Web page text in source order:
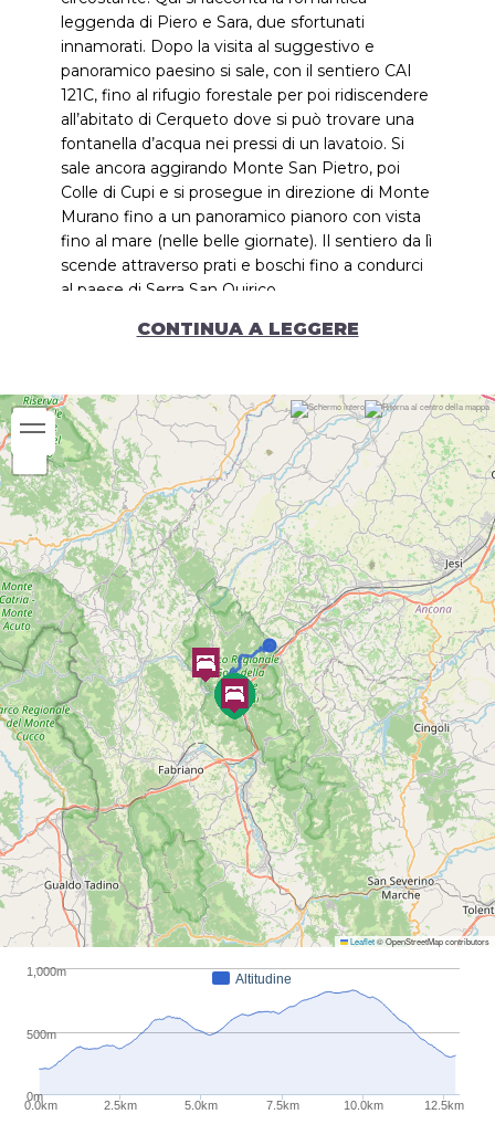
leggenda di Piero e Sara, due sfortunati
innamorati. Dopo la visita al suggestivo e
panoramico paesino si sale, con il sentiero CAI
121C, fino al rifugio forestale per poi ridiscendere
all’abitato di Cerqueto dove si può trovare una
fontanella d’acqua nei pressi di un lavatoio. Si
sale ancora aggirando Monte San Pietro, poi
Colle di Cupi e si prosegue in direzione di Monte
Murano fino a un panoramico pianoro con vista
fino al mare (nelle belle giornate). Il sentiero da lì
scende attraverso prati e boschi fino a condurci
al paese di Serra San Quirico.
Il territorio diSerra San Quiricorientra per
borgo. Il paese possiede un bellissimo centro
storico, ben conservato e dal caratteristico
impianto medievale in cui si distinguono i
passaggi coperti, le singolari copertelle che
corrono lungo la cinta muraria e la torre
principale di difesa detta Cassero. Meritano
sicuramente una visita la Chiesa di Santa Lucia,
capolavoro di arte barocca, la Chiesa
parrocchiale di San Quirico, la Chiesa di San
Filippo Neri, la Chiesa di San Francesco con la
mostra dei presepi e l’ex Chiesa di Santa Maria
del Mercato ora adibita a Teatro.
12,0 km - Dislivello (m): +798 -692
Periodo consigliato:
Gennaio Febbraio Marzo Aprile Maggio Giugno
Luglio Agosto Settembre Ottobre Novembre
Dicembre
CONTINUA A LEGGERE
Leaflet© OpenStreetMap contributors
Altitudine
0.0km 2.5km 5.0km 7.5km 10.0km 12.5km
0m
500m
1,000m